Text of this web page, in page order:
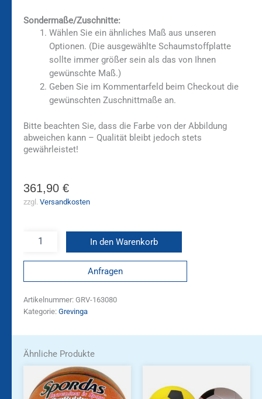
Sondermaße/Zuschnitte:
Wählen Sie ein ähnliches Maß aus unseren
Optionen. (Die ausgewählte Schaumstoffplatte
sollte immer größer sein als das von Ihnen
gewünschte Maß.)
Geben Sie im Kommentarfeld beim Checkout die
gewünschten Zuschnittmaße an.
Bitte beachten Sie, dass die Farbe von der Abbildung
abweichen kann – Qualität bleibt jedoch stets
gewährleistet!
361,90 €
zzgl. Versandkosten
In den Warenkorb
Anfragen
Artikelnummer: GRV-163080
Kategorie: Grevinga
Ähnliche Produkte